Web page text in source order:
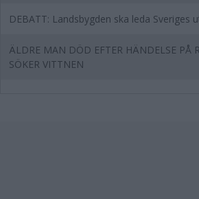
DEBATT: Landsbygden ska leda Sveriges
ÄLDRE MAN DÖD EFTER HÄNDELSE PÅ
SÖKER VITTNEN